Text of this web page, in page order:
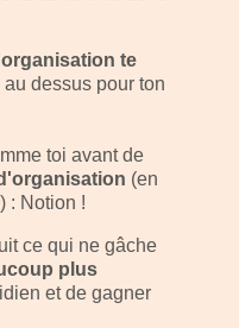
te
dessus pour ton
toi avant de
(en
: Notion !
ce qui ne gâche
plus
et de gagner